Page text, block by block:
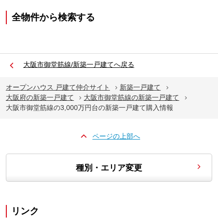
全物件から検索する
大阪市御堂筋線/新築一戸建てへ戻る
オープンハウス 戸建て仲介サイト
新築一戸建て
大阪府の新築一戸建て
大阪市御堂筋線の新築一戸建て
大阪市御堂筋線の3,000万円台の新築一戸建て購入情報
ページの上部へ
種別・エリア変更
リンク